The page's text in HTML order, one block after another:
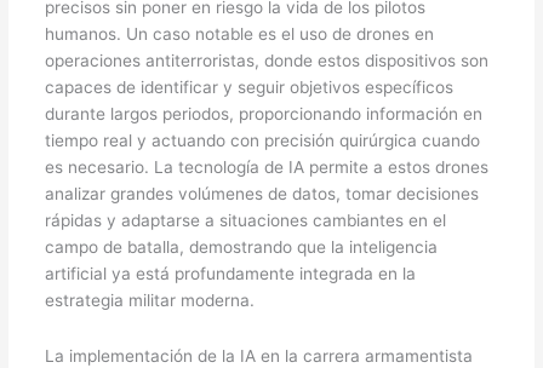
precisos sin poner en riesgo la vida de los pilotos
humanos. Un caso notable es el uso de drones en
operaciones antiterroristas, donde estos dispositivos son
capaces de identificar y seguir objetivos específicos
durante largos periodos, proporcionando información en
tiempo real y actuando con precisión quirúrgica cuando
es necesario. La tecnología de IA permite a estos drones
analizar grandes volúmenes de datos, tomar decisiones
rápidas y adaptarse a situaciones cambiantes en el
campo de batalla, demostrando que la inteligencia
artificial ya está profundamente integrada en la
estrategia militar moderna.
La implementación de la IA en la carrera armamentista